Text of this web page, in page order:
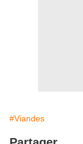
#Viandes